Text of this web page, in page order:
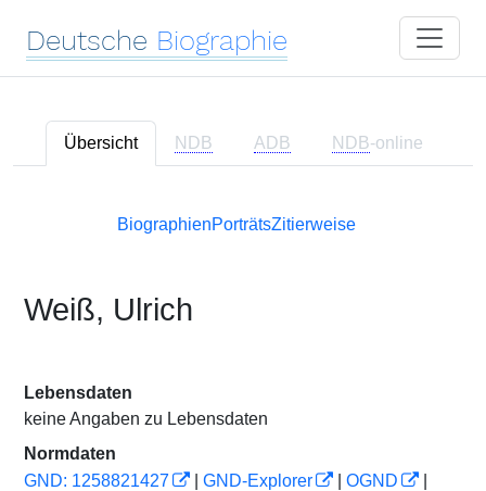
Deutsche Biographie
Übersicht NDB ADB NDB-online
BiographienPorträtsZitierweise
Weiß, Ulrich
Lebensdaten
keine Angaben zu Lebensdaten
Normdaten
GND: 1258821427
GND-Explorer OGND